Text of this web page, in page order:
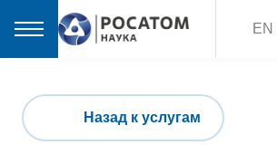
EN
Назад к услугам